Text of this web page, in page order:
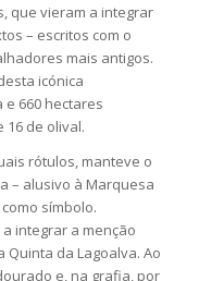
que vieram a integrar
– escritos com o
mais antigos.
icónica
660 hectares
16 de olival.
rótulos, manteve o
– alusivo à Marquesa
símbolo.
integrar a menção
Quinta da Lagoalva. Ao
e, na grafia, por